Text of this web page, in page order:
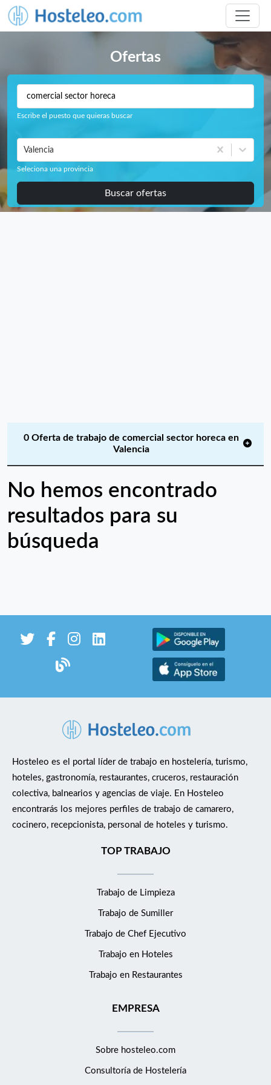
Ofertas
Escribe el puesto que quieras buscar
Valencia
Seleciona una provincia
Buscar ofertas
0 Oferta de trabajo de comercial sector horeca en
Valencia
No hemos encontrado
resultados para su
búsqueda
Hosteleo es el portal líder de trabajo en hostelería, turismo,
hoteles, gastronomía, restaurantes, cruceros, restauración
colectiva, balnearios y agencias de viaje. En Hosteleo
encontrarás los mejores perfiles de trabajo de camarero,
cocinero, recepcionista, personal de hoteles y turismo.
TOP TRABAJO
Trabajo de Limpieza
Trabajo de Sumiller
Trabajo de Chef Ejecutivo
Trabajo en Hoteles
Trabajo en Restaurantes
EMPRESA
Sobre hosteleo.com
Consultoría de Hostelería